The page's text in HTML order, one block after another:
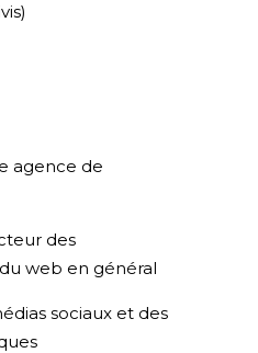
agence de
des
web en général
sociaux et des